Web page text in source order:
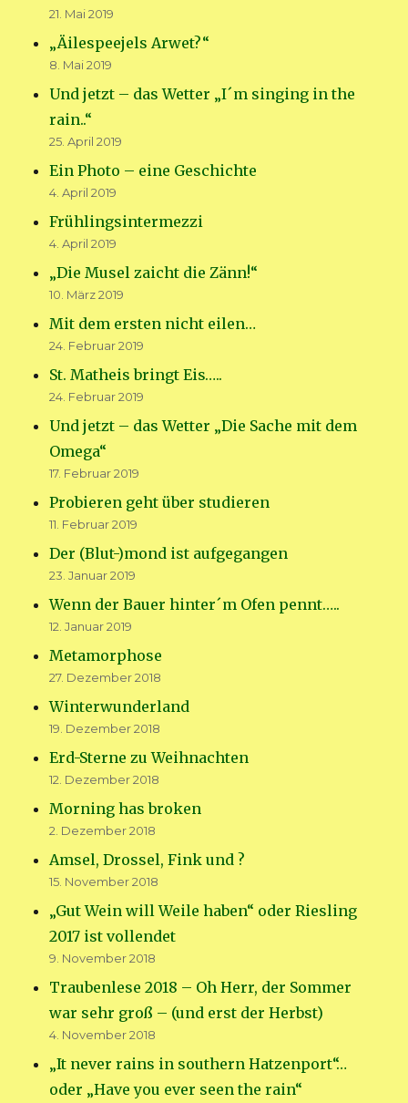
21. Mai 2019
„Äilespeejels Arwet?“
8. Mai 2019
Und jetzt – das Wetter „I´m singing in the
rain..“
25. April 2019
Ein Photo – eine Geschichte
4. April 2019
Frühlingsintermezzi
4. April 2019
„Die Musel zaicht die Zänn!“
10. März 2019
Mit dem ersten nicht eilen…
24. Februar 2019
St. Matheis bringt Eis…..
24. Februar 2019
Und jetzt – das Wetter „Die Sache mit dem
Omega“
17. Februar 2019
Probieren geht über studieren
11. Februar 2019
Der (Blut-)mond ist aufgegangen
23. Januar 2019
Wenn der Bauer hinter´m Ofen pennt…..
12. Januar 2019
Metamorphose
27. Dezember 2018
Winterwunderland
19. Dezember 2018
Erd-Sterne zu Weihnachten
12. Dezember 2018
Morning has broken
2. Dezember 2018
Amsel, Drossel, Fink und ?
15. November 2018
„Gut Wein will Weile haben“ oder Riesling
2017 ist vollendet
9. November 2018
Traubenlese 2018 – Oh Herr, der Sommer
war sehr groß – (und erst der Herbst)
4. November 2018
„It never rains in southern Hatzenport“…
oder „Have you ever seen the rain“